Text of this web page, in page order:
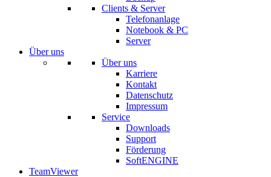
Clients & Server
Telefonanlage
Notebook & PC
Server
Über uns
Über uns
Karriere
Kontakt
Datenschutz
Impressum
Service
Downloads
Support
Förderung
SoftENGINE
TeamViewer